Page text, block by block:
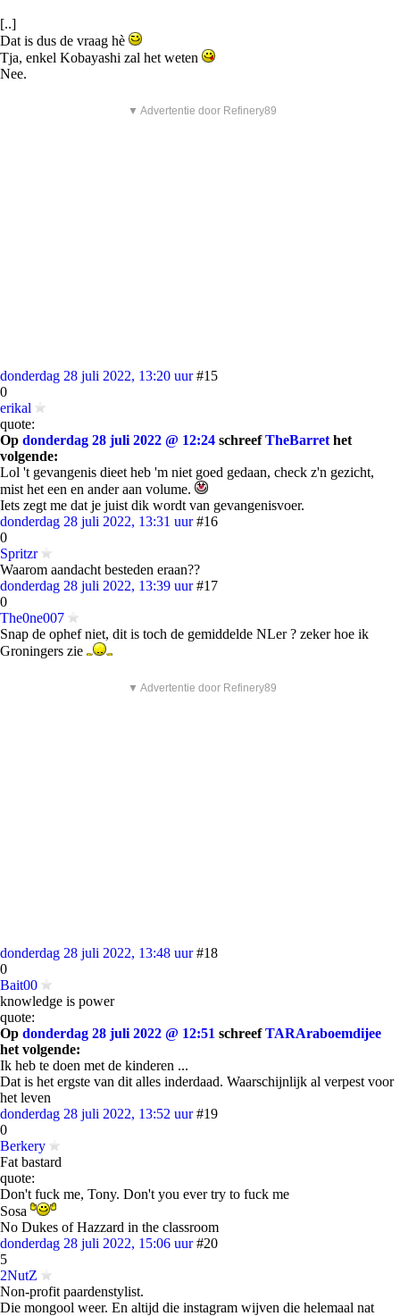
[..]
Dat is dus de vraag hè
Tja, enkel Kobayashi zal het weten
Nee.
▼ Advertentie door Refinery89
donderdag 28 juli 2022, 13:20 uur #15
0
erikal
quote:
Op donderdag 28 juli 2022 @ 12:24 schreefTheBarret het
volgende:
Lol 't gevangenis dieet heb 'm niet goed gedaan, check z'n gezicht,
mist het een en ander aan volume.
Iets zegt me dat je juist dik wordt van gevangenisvoer.
donderdag 28 juli 2022, 13:31 uur #16
0
Spritzr
Waarom aandacht besteden eraan??
donderdag 28 juli 2022, 13:39 uur #17
0
The0ne007
Snap de ophef niet, dit is toch de gemiddelde NLer ? zeker hoe ik
Groningers zie
▼ Advertentie door Refinery89
donderdag 28 juli 2022, 13:48 uur #18
0
Bait00
knowledge is power
quote:
Op donderdag 28 juli 2022 @ 12:51 schreefTARAraboemdijee
het volgende:
Ik heb te doen met de kinderen ...
Dat is het ergste van dit alles inderdaad. Waarschijnlijk al verpest voor
het leven
donderdag 28 juli 2022, 13:52 uur #19
0
Berkery
Fat bastard
quote:
Don't fuck me, Tony. Don't you ever try to fuck me
Sosa
No Dukes of Hazzard in the classroom
donderdag 28 juli 2022, 15:06 uur #20
5
2NutZ
Non-profit paardenstylist.
Die mongool weer. En altijd die instagram wijven die helemaal nat